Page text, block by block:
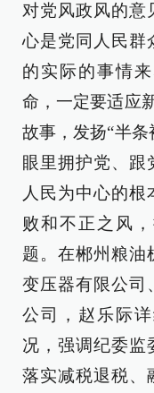
对党风政风的意
心是党同人民群
的实际的事情
命，一定要适应
故事，发扬“半
眼里拥护党、跟
人民为中心的
败和不正之风
题。在郴州粮油
变压器有限公司
公司，赵乐际
况，强调纪委监
落实减税退税、